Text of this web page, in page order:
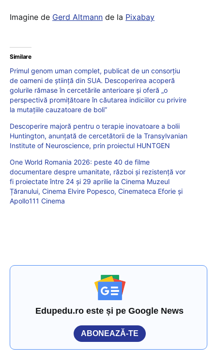
Imagine de Gerd Altmann de la Pixabay
Similare
Primul genom uman complet, publicat de un consorțiu
de oameni de știință din SUA. Descoperirea acoperă
golurile rămase în cercetările anterioare și oferă „o
perspectivă promițătoare în căutarea indiciilor cu privire
la mutațiile cauzatoare de boli”
Descoperire majoră pentru o terapie inovatoare a bolii
Huntington, anunțată de cercetătorii de la Transylvanian
Institute of Neuroscience, prin proiectul HUNTGEN
One World Romania 2026: peste 40 de filme
documentare despre umanitate, război și rezistență vor
fi proiectate între 24 și 29 aprilie la Cinema Muzeul
Țăranului, Cinema Elvire Popesco, Cinemateca Eforie și
Apollo111 Cinema
Edupedu.ro este și pe Google News
ABONEAZĂ-TE